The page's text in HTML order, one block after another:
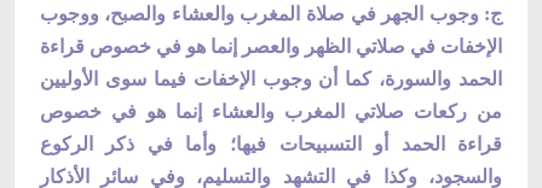
ج: وجوب الجهر في صلاة المغرب والعشاء والصبح، ووجوب
الإخفات في صلاتي الظهر والعصر إنما هو في خصوص قراءة
الحمد والسورة، كما أن وجوب الإخفات فيما سوى الأوليين
من ركعات صلاتي المغرب والعشاء إنما هو في خصوص
قراءة الحمد أو التسبيحات فيها؛ وأما في ذكر الركوع
والسجود، وكذا في التشهد والتسليم، وفي سائر الأذكار